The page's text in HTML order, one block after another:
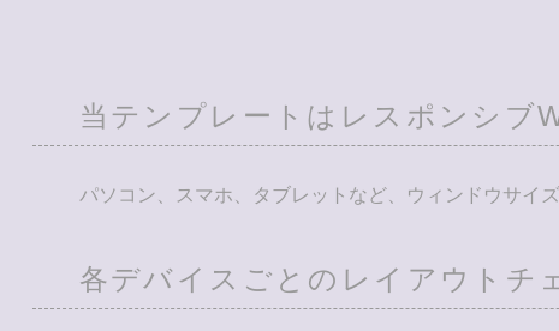
当テンプレートはレスポンシブ
パソコン、スマホ、タブレットなど、ウィンドウサイ
各デバイスごとのレイアウトチ